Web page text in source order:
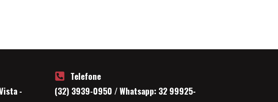
-
Telefone
(32) 3939-0950 / Whatsapp: 32 99925-